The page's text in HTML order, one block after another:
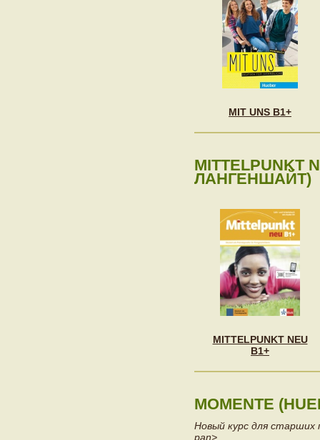
MIT UNS B1+
MITTELPUNKT
ЛАНГЕНШАЙТ)
MITTELPUNKT NEU
B1+
MOMENTE
Новый курс для старших
pan>